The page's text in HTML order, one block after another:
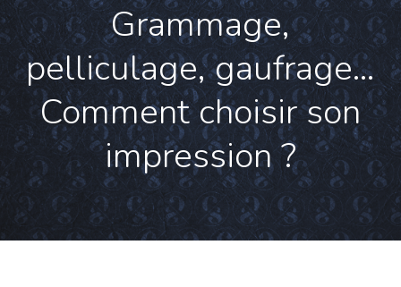
Grammage,
pelliculage, gaufrage…
Comment choisir son
impression ?